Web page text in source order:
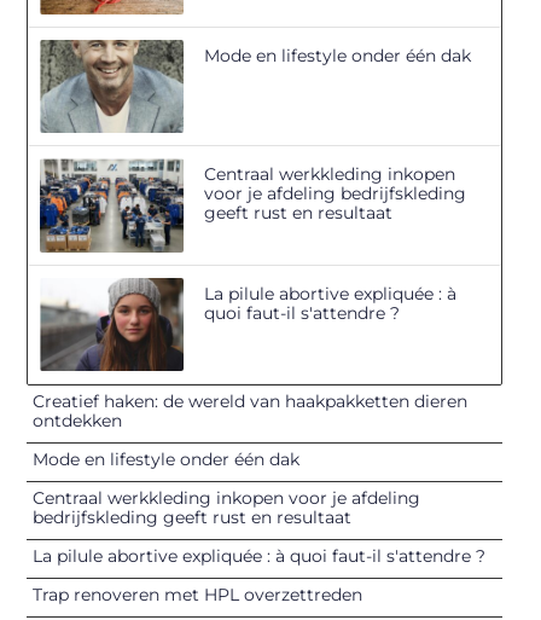
Mode en lifestyle onder één dak
Centraal werkkleding inkopen
voor je afdeling bedrijfskleding
geeft rust en resultaat
La pilule abortive expliquée : à
quoi faut-il s'attendre ?
Creatief haken: de wereld van haakpakketten dieren
ontdekken
Mode en lifestyle onder één dak
Centraal werkkleding inkopen voor je afdeling
bedrijfskleding geeft rust en resultaat
La pilule abortive expliquée : à quoi faut-il s'attendre ?
Trap renoveren met HPL overzettreden